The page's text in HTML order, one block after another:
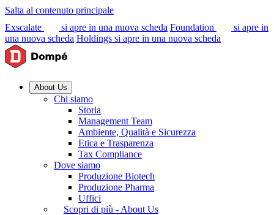
Salta al contenuto principale
Exscalate
si apre in una nuova scheda Foundation
si apre in
una nuova scheda Holdings si apre in una nuova scheda
About Us
Chi siamo
Storia
Management Team
Ambiente, Qualità e Sicurezza
Etica e Trasparenza
Tax Compliance
Dove siamo
Produzione Biotech
Produzione Pharma
Uffici
Scopri di più - About Us